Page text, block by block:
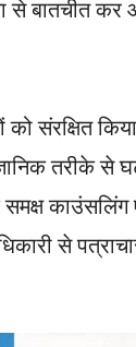
से बातचीत
को संरक्षित
तरीके से
काउंसलिंग
से